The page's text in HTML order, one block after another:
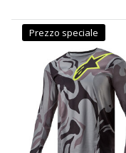
Prezzo speciale